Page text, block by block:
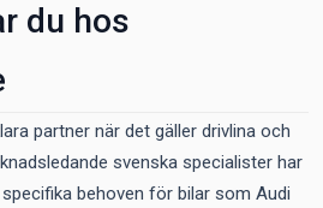
du hos
partner när det gäller drivlina och
svenska specialister har
behoven för bilar som Audi